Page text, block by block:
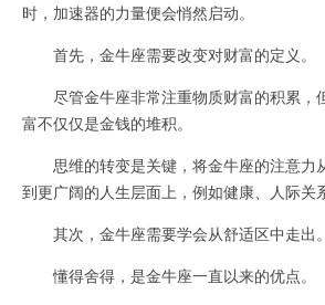
时，加速器的力量便会悄然启动。
首先，金牛座需要改变对财富的定义。
尽管金牛座非常注重物质财富的积累，
富不仅仅是金钱的堆积。
思维的转变是关键，将金牛座的注意力
到更广阔的人生层面上，例如健康、人际关
其次，金牛座需要学会从舒适区中走出。
懂得舍得，是金牛座一直以来的优点。